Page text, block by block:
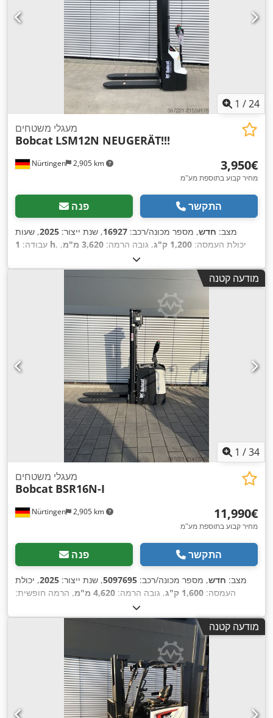
1 /24
Nürtingen 2,905 km
מעגלי משטחים
Bobcat LSM12N NEUGERÄT!!!
‏3,950 ‏€
מחיר קבוע בתוספת מע"מ
פנה התקשר
מצב: חדש, מספר מכונה/רכב: 16927, שנת ייצור: 2025, שעות
עבודה: 1 h , יכולת העמסה: 1,200 ק"ג , גובה הרמה: 3,620 מ"מ
,
, סוג דלק:
גובה בנייה:2,280 מ"מ , מתח סוללה: 24 V , אורך המזלג:1,150
מודעה קטנה
1 /34
Nürtingen 2,905 km
מעגלי משטחים
Bobcat BSR16N-I
‏11,990 ‏€
מחיר קבוע בתוספת מע"מ
פנה התקשר
מצב: חדש, מספר מכונה/רכב: 5097695, שנת ייצור: 2025, יכולת
העמסה: 1,600 ק"ג , גובה הרמה: 4,620 מ"מ
, הרמה חופשית:
600 מ"מ
טריפלקס, גובה בנייה:2,120 מ"מ , מתח סוללה: 25.6 V, אורך
המזלג:
מודעה קטנה